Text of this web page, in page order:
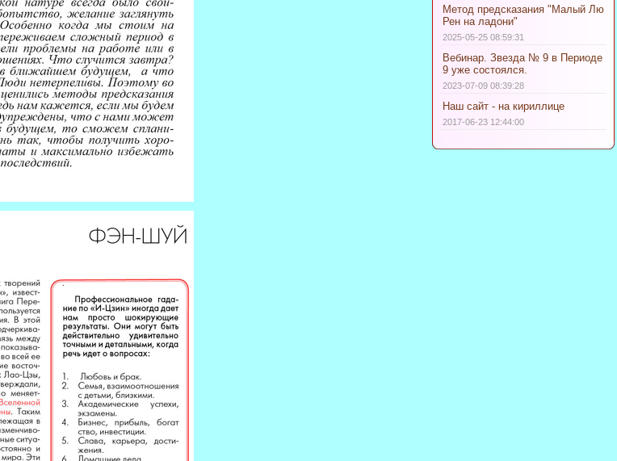
Метод предсказания "Малый Лю
Рен на ладони"
2025-05-25 08:59:31
Вебинар. Звезда № 9 в Периоде
9 уже состоялся.
2023-07-09 08:39:28
Наш сайт - на кириллице
2017-06-23 12:44:00